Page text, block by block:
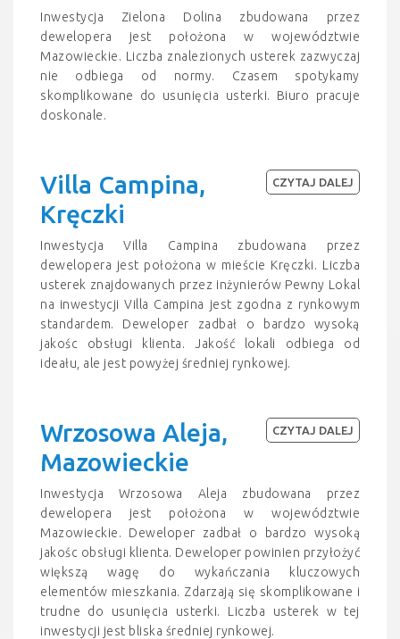
Inwestycja Zielona Dolina zbudowana przez
dewelopera jest położona w województwie
Mazowieckie. Liczba znalezionych usterek zazwyczaj
nie odbiega od normy. Czasem spotykamy
skomplikowane do usunięcia usterki. Biuro pracuje
doskonale.
Villa Campina,
Kręczki
Inwestycja Villa Campina zbudowana przez
dewelopera jest położona w mieście Kręczki. Liczba
usterek znajdowanych przez inżynierów Pewny Lokal
na inwestycji Villa Campina jest zgodna z rynkowym
standardem. Deweloper zadbał o bardzo wysoką
jakośc obsługi klienta. Jakość lokali odbiega od
ideału, ale jest powyżej średniej rynkowej.
CZYTAJ DALEJ
Wrzosowa Aleja,
Mazowieckie
Inwestycja Wrzosowa Aleja zbudowana przez
dewelopera jest położona w województwie
Mazowieckie. Deweloper zadbał o bardzo wysoką
jakośc obsługi klienta. Deweloper powinien przyłożyć
większą wagę do wykańczania kluczowych
elementów mieszkania. Zdarzają się skomplikowane i
trudne do usunięcia usterki. Liczba usterek w tej
inwestycji jest bliska średniej rynkowej.
CZYTAJ DALEJ